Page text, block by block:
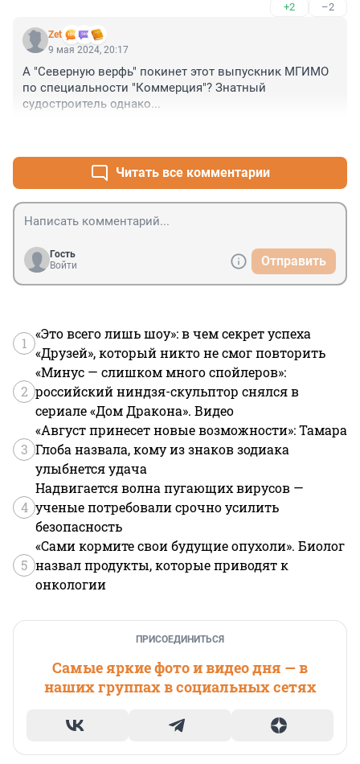
составила 10,2 миллиарда рублей, убыток — 5,1
миллиарда рублей, сумма поданных исков - 3,3
миллиарда рублей.
Теперь ее "эффективные менеджеры" пойдут на
Пролетарский завод.
+2 –2
Zet
9 мая 2024, 20:17
А "Северную верфь" покинет этот выпускник МГИМО
по специальности "Коммерция"? Знатный
судостроитель однако...
Читать все комментарии
Гость
Войти
Отправить
1
«Это всего лишь шоу»: в чем секрет успеха
«Друзей», который никто не смог повторить
2
«Минус — слишком много спойлеров»:
российский ниндзя-скульптор снялся в
сериале «Дом Дракона». Видео
3
«Август принесет новые возможности»: Тамара
Глоба назвала, кому из знаков зодиака
улыбнется удача
4
Надвигается волна пугающих вирусов —
ученые потребовали срочно усилить
безопасность
5
«Сами кормите свои будущие опухоли». Биолог
назвал продукты, которые приводят к
онкологии
ПРИСОЕДИНИТЬСЯ
Самые яркие фото и видео дня — в
наших группах в социальных сетях